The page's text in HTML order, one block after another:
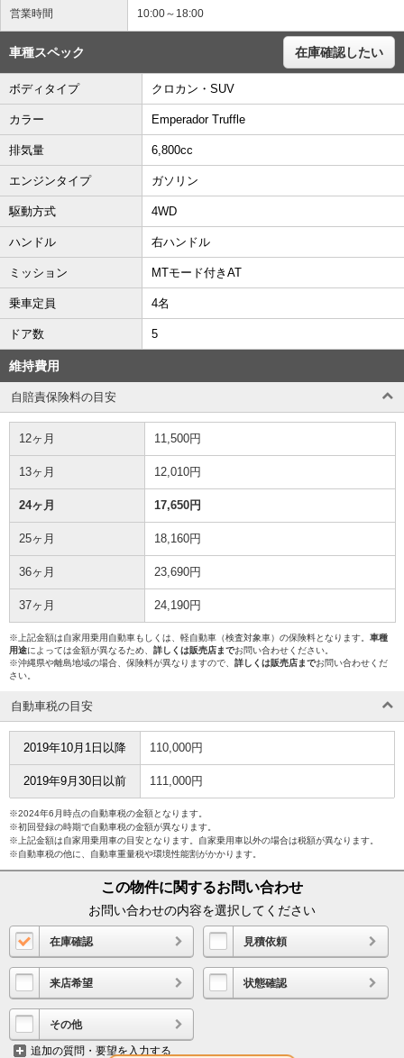
営業時間 10:00～18:00
車種スペック 在庫確認したい
ボディタイプ クロカン・SUV
カラー Emperador Truffle
排気量 6,800cc
エンジンタイプ ガソリン
駆動方式 4WD
ハンドル 右ハンドル
ミッション MTモード付きAT
乗車定員 4名
ドア数 5
維持費用
自賠責保険料の目安
12ヶ月 11,500円
13ヶ月 12,010円
24ヶ月 17,650円
25ヶ月 18,160円
36ヶ月 23,690円
37ヶ月 24,190円
※上記金額は自家用乗用自動車もしくは、軽自動車（検査対象車）の保険料となります。 車種
用途によっては金額が異なるため、 詳しくは販売店までお問い合わせください。
※沖縄県や離島地域の場合、保険料が異なりますので、 詳しくは販売店までお問い合わせくだ
さい。
自動車税の目安
2019年10月1日以降 110,000円
2019年9月30日以前 111,000円
※2024年6月時点の自動車税の金額となります。
※初回登録の時期で自動車税の金額が異なります。
※上記金額は自家用乗用車の目安となります。自家乗用車以外の場合は税額が異なります。
※自動車税の他に、自動車重量税や環境性能割がかかります。
この物件に関するお問い合わせ
お問い合わせの内容を選択してください
在庫確認 見積依頼
来店希望 状態確認
その他
追加の質問・要望を入力する